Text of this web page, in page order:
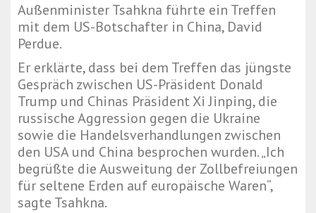
Außenminister Tsahkna führte ein Treffen
mit dem US-Botschafter in China, David
Perdue.
Er erklärte, dass bei dem Treffen das jüngste
Gespräch zwischen US-Präsident Donald
Trump und Chinas Präsident Xi Jinping, die
russische Aggression gegen die Ukraine
sowie die Handelsverhandlungen zwischen
den USA und China besprochen wurden. „Ich
begrüßte die Ausweitung der Zollbefreiungen
für seltene Erden auf europäische Waren“,
sagte Tsahkna.